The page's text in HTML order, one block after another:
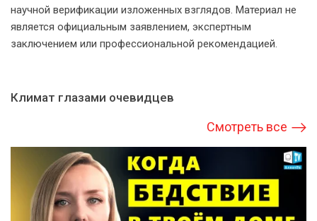
научной верификации изложенных взглядов. Материал не
является официальным заявлением, экспертным
заключением или профессиональной рекомендацией.
Климат глазами очевидцев
Смотреть все